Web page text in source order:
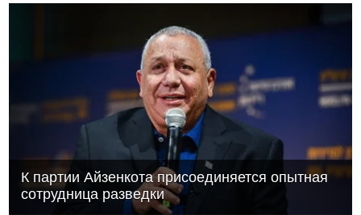
К партии Айзенкота присоединяется опытная
сотрудница разведки